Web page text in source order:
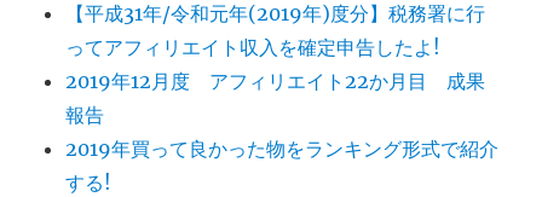
【平成31年/令和元年(2019年)度分】税務署に行
ってアフィリエイト収入を確定申告したよ!
2019年12月度 アフィリエイト22か月目 成果
報告
2019年買って良かった物をランキング形式で紹介
する!